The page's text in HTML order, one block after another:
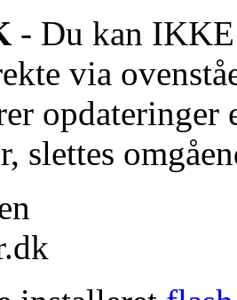
- Du kan IKKE
via
opdateringer
slettes